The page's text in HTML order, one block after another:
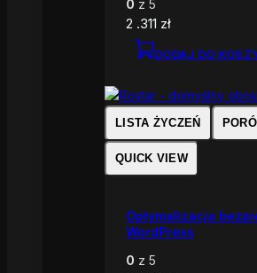
0 z 5
2 .311 zł
DODAJ DO
LISTA ŻYCZEŃ
QUICK VIEW
Optymalizacja
WordPress
0 z 5